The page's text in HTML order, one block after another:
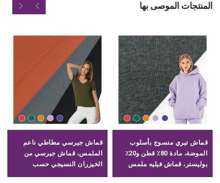
المنتجات الموصى بها
قماش تيري منسوج بأسلوب
الموضة، مادة 80٪ قطن و20٪
بوليستر، قماش فيليه ملمس
قماش جيرسي مطاطي ناعم
الملمس، قماش جيرسي من
الخيزران النسيجي حسب